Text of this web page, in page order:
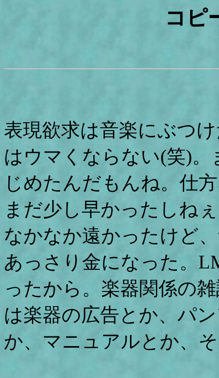
コピ
表現欲求は音楽にぶつ
はウマくならない(笑)
じめたんだもんね。仕
まだ少し早かったしね
なかなか遠かったけど
あっさり金になった。
ったから。楽器関係の
は楽器の広告とか、パ
か、マニュアルとか、